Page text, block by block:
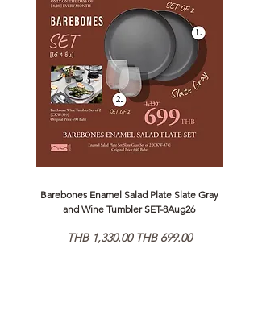
Barebones Enamel Salad Plate Slate Gray
and Wine Tumbler SET-8Aug26
일반가
THB 1,330.00 할인가
THB 699.00